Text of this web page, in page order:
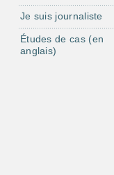
Je suis journaliste
Études de cas (en
anglais)